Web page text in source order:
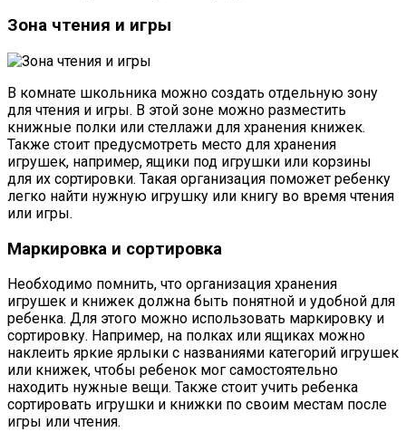
Зона чтения и игры
В комнате школьника можно создать отдельную зону
для чтения и игры. В этой зоне можно разместить
книжные полки или стеллажи для хранения книжек.
Также стоит предусмотреть место для хранения
игрушек, например, ящики под игрушки или корзины
для их сортировки. Такая организация поможет ребенку
легко найти нужную игрушку или книгу во время чтения
или игры.
Маркировка и сортировка
Необходимо помнить, что организация хранения
игрушек и книжек должна быть понятной и удобной для
ребенка. Для этого можно использовать маркировку и
сортировку. Например, на полках или ящиках можно
наклеить яркие ярлыки с названиями категорий игрушек
или книжек, чтобы ребенок мог самостоятельно
находить нужные вещи. Также стоит учить ребенка
сортировать игрушки и книжки по своим местам после
игры или чтения.